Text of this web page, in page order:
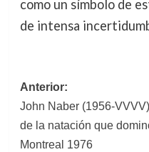
como un símbolo de
de intensa
Navegación
de
entradas
Anterior:
John Naber (1956-
de la natación que
Montreal 1976